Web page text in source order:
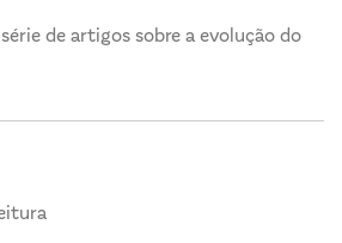
de artigos sobre a evolução do